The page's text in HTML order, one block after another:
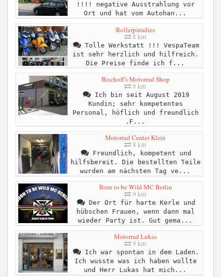
!!!! negative Ausstrahlung vor
Ort und hat vom Autohan...
Rollerparadies
8 km
Tolle Werkstatt !!! VespaTeam
ist sehr herzlich und hilfreich.
Die Preise finde ich f...
Bischoff's Motorrad Shop
8 km
Ich bin seit August 2019
Kundin; sehr kompetentes
Personal, höflich und freundlich
.F...
Motorrad Center Klein
8 km
Freundlich, kompetent und
hilfsbereit. Die bestellten Teile
wurden am nächsten Tag ve...
Born to be Wild MC Berlin
9 km
Der Ort für harte Kerle und
hübschen Frauen, wenn dann mal
wieder Party ist. Gut gema...
Motorrad Lukas
9 km
Ich war spontan in dem Laden.
Ich wusste was ich haben wollte
und Herr Lukas hat mich...